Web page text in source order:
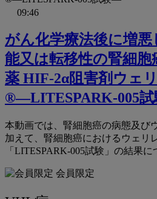
09:46
がん化学療法後に増
能又は転移性の腎細
薬 HIF-2α阻害剤ウェ
®―LITESPARK-005
本動画では、腎細胞癌の病態及び
加えて、腎細胞癌におけるウェリ
「LITESPARK-005試験」の結果
会員限定